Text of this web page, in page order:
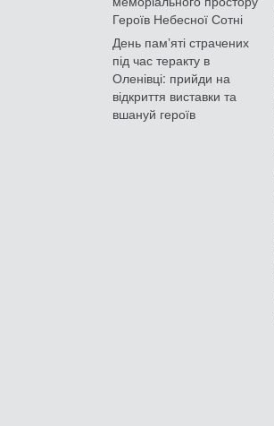
Героїв Небесної Сотні
День памʼяті страчених
під час теракту в
Оленівці: прийди на
відкриття виставки та
вшануй героїв